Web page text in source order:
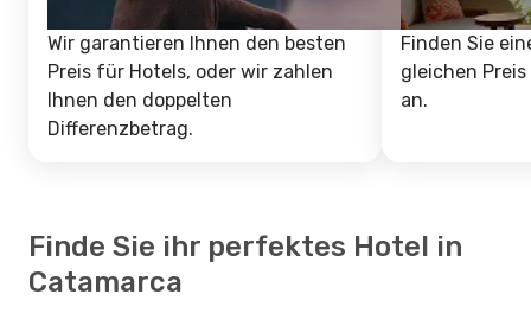
Wir garantieren Ihnen den besten
Preis für Hotels, oder wir zahlen
Ihnen den doppelten
Differenzbetrag.
Finden Sie
gleichen
an.
Finde Sie ihr perfektes Hotel in
Catamarca